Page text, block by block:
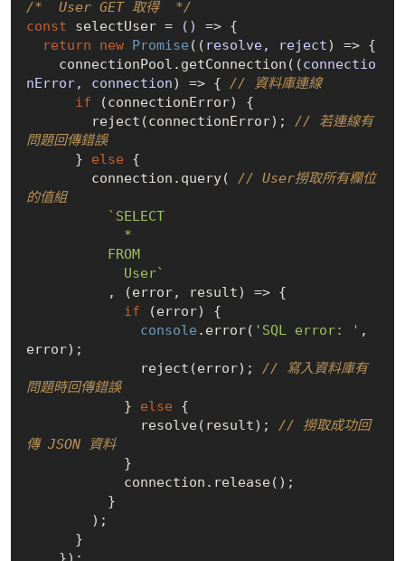
/*  User GET 取得  */
const selectUser = () => {
return
new Promise ( ( resolve, reject) => {
    connectionPool.getConnection(
(connectio
nError, connection) => { // 資料庫連線
if (connectionError) {
        reject(connectionError);
// 若連線有
問題回傳錯誤
      }
else {
        connection.query(
// User撈取所有欄位
的值組
`SELECT
            User`
if (error) {
console .error( 'SQL error: ' ,
error);
              reject(error);
// 寫入資料庫有
問題時回傳錯誤
            }
else {
              resolve(result);
// 撈取成功回
傳 JSON 資料